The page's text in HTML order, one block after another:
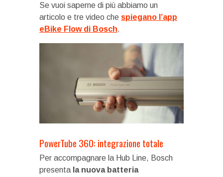
Se vuoi saperne di più abbiamo un
articolo e tre video che spiegano l’app
eBike Flow di Bosch.
PowerTube 360: integrazione totale
Per accompagnare la Hub Line, Bosch
presenta la nuova batteria